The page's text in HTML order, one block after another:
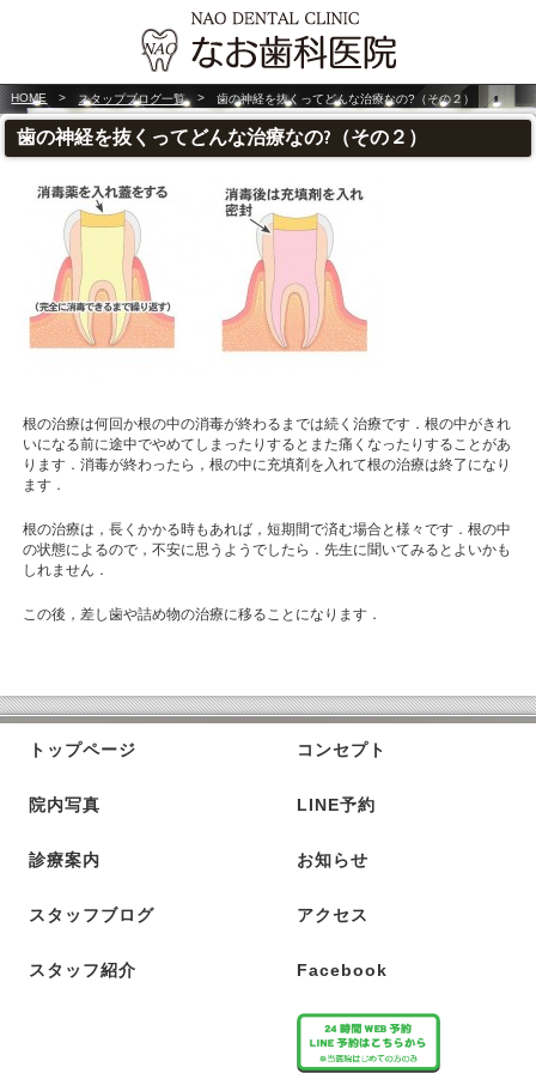
HOME > スタップブログ一覧 > 歯の神経を抜くってどんな治療なの?（その２）
歯の神経を抜くってどんな治療なの?（その２）
根の治療は何回か根の中の消毒が終わるまでは続く治療です．根の中がきれ
いになる前に途中でやめてしまったりするとまた痛くなったりすることがあ
ります．消毒が終わったら，根の中に充填剤を入れて根の治療は終了になり
ます．
根の治療は，長くかかる時もあれば，短期間で済む場合と様々です．根の中
の状態によるので，不安に思うようでしたら．先生に聞いてみるとよいかも
しれません．
この後，差し歯や詰め物の治療に移ることになります．
トップページ コンセプト
院内写真 LINE予約
診療案内 お知らせ
スタッフブログ アクセス
スタッフ紹介 Facebook